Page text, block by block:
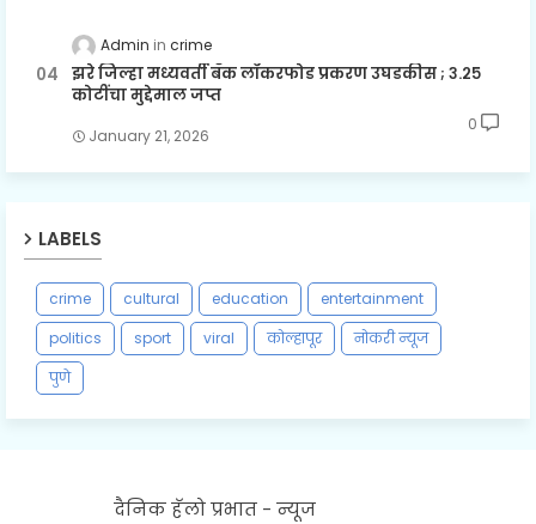
Admin crime
झरे जिल्हा मध्यवर्ती बँक लॉकरफोड प्रकरण उघडकीस ; ३.२५
कोटींचा मुद्देमाल जप्त
January 21, 2026
0
LABELS
crime cultural education
entertainment
politics
sport viral कोल्हापूर
नोकरी न्यूज
पुणे
दैनिक हॅलो प्रभात - न्यूज